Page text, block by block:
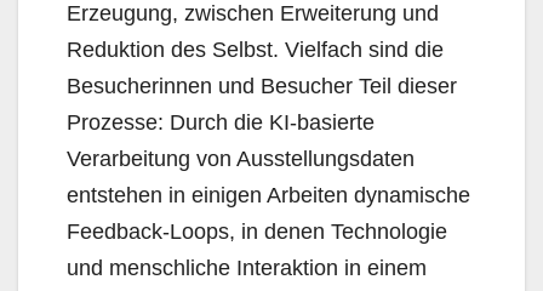
Erzeugung, zwischen Erweiterung und
Reduktion des Selbst. Vielfach sind die
Besucherinnen und Besucher Teil dieser
Prozesse: Durch die KI-basierte
Verarbeitung von Ausstellungsdaten
entstehen in einigen Arbeiten dynamische
Feedback-Loops, in denen Technologie
und menschliche Interaktion in einem